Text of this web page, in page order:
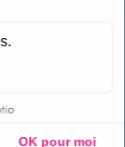
prNOXepo